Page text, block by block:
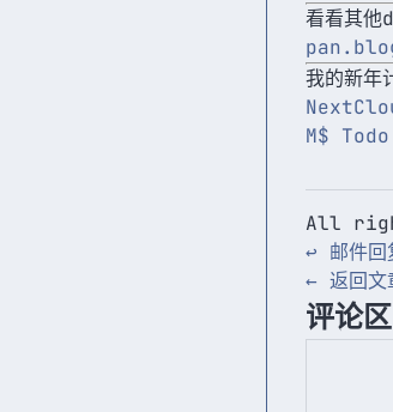
看看其他
我的新年
M$
All
↩ 邮件回
← 返回文
评论区